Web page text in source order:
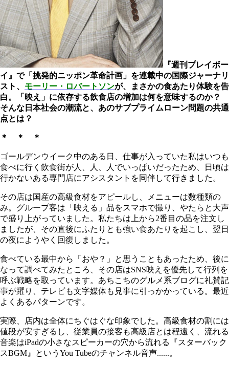
『週刊プレイボー
イ』で「挑発的ニッポン革命計画」を連載中の国際ジャーナリ
スト、 モーリー・ロバートソンが、
まさかの食あたり体験を告
白。「映え」に依存する飲食店の増加は何を意味するのか？
そんな日本社会の潮流と、あのサブプライムローン問題の共通
点とは？
＊ ＊ ＊
ゴールデンウイーク中のある日、仕事が入っていた私はいつも
食べに行く飲食街が人、人、人でいっぱいだったため、日頃は
行かないある専門店にアシスタントを同伴して行きました。
その店は国産の高級食材をアピールし、メニューは数種類の
み。グループ客は「映える」品をスマホで撮り、やたらと大声
で盛り上がっていました。私たちは上から2番目の品を注文し
ましたが、その直後にふたりとも強い食あたりを起こし、翌日
の夜にようやく回復しました。
食べている最中から「おや？」と思うこともあったため、後に
なって調べてみたところ、その店はSNS映えを優先して行列を
呼ぶ戦略を取っています。あちこちのグルメ系ブログに礼賛記
事が躍り、テレビも文字媒体も見事に引っかかっている。最近
よくあるパターンです。
実際、店内は全体にちぐはぐな印象でした。高級食材の割には
値段が安すぎるし、従業員の接客も高級店とは程遠く、流れる
音楽はiPadの小さなスピーカーの穴から流れる『スターバック
スBGM』というYou Tubeのチャンネル音声......。